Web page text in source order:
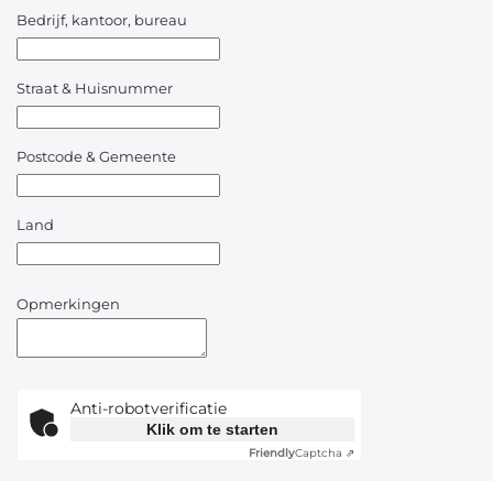
Bedrijf, kantoor, bureau
Straat & Huisnummer
Postcode & Gemeente
Land
Opmerkingen
Anti-robotverificatie
Klik om te starten
FriendlyCaptcha ⇗